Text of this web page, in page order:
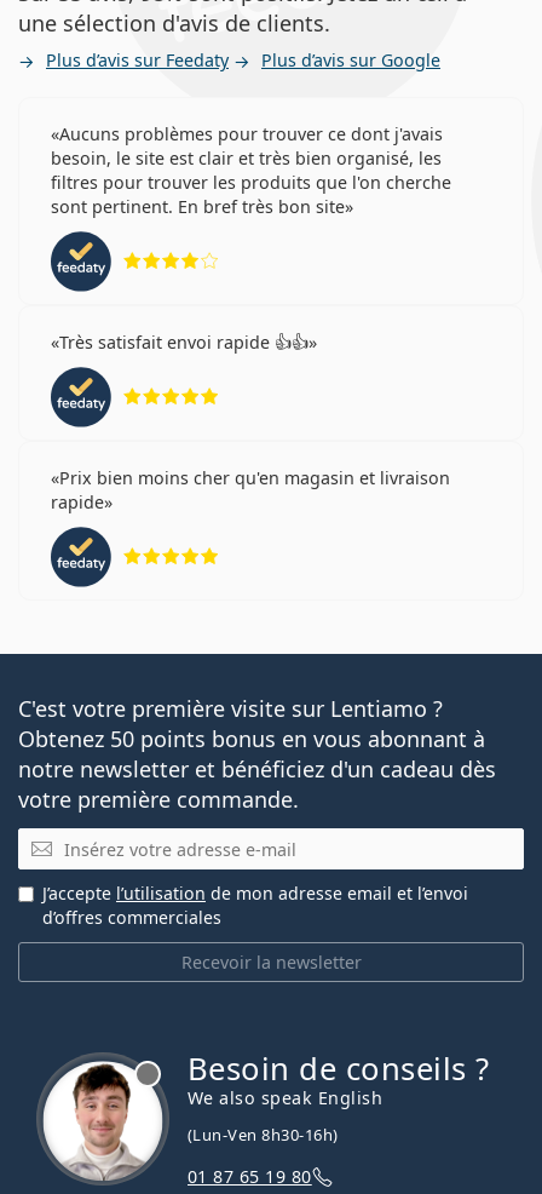
une sélection d'avis de clients.
Plus d’avis sur Feedaty Plus d’avis sur Google
Aucuns problèmes pour trouver ce dont j'avais
besoin, le site est clair et très bien organisé, les
filtres pour trouver les produits que l'on cherche
sont pertinent. En bref très bon site
Très satisfait envoi rapide 👍👍
Prix bien moins cher qu'en magasin et livraison
rapide
C'est votre première visite sur Lentiamo ?
Obtenez 50 points bonus en vous abonnant à
notre newsletter et bénéficiez d'un cadeau dès
votre première commande.
E-mail
Recevoir la newsletter
J’accepte l’utilisation de mon adresse email et l’envoi
d’offres commerciales
Besoin de conseils ?
We also speak English
(Lun-Ven 8h30-16h)
01 87 65 19 80